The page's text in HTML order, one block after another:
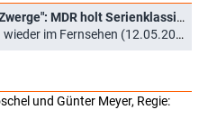
"Sherlock Holmes und die sieben Zwerge": MDR holt Serienklassiker aus dem Archiv
im Fernsehen (12.05.2022)
und Günter Meyer, Regie: